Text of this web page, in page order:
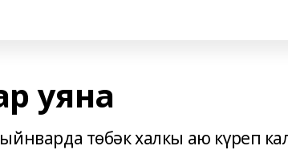
уяна
төбәк халкы аю күреп